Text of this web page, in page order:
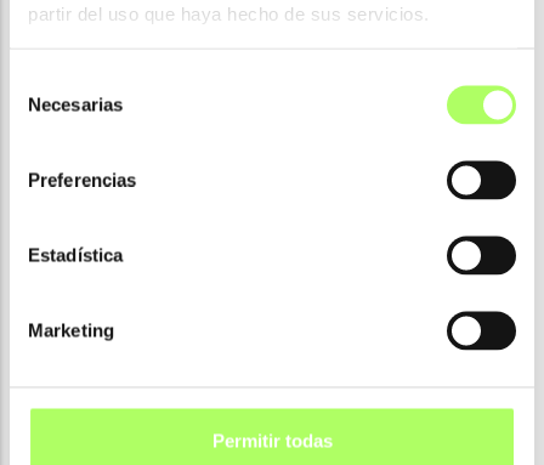
partir del uso que haya hecho de sus servicios.
Necesarias
Preferencias
Estadística
Marketing
Permitir todas
Formación